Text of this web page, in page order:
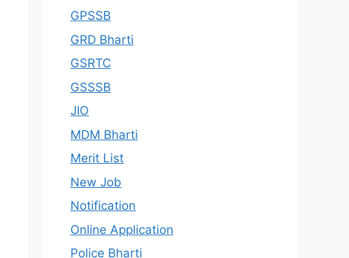
GPSSB
GRD Bharti
GSRTC
GSSSB
JIO
MDM Bharti
Merit List
New Job
Notification
Online Application
Police Bharti